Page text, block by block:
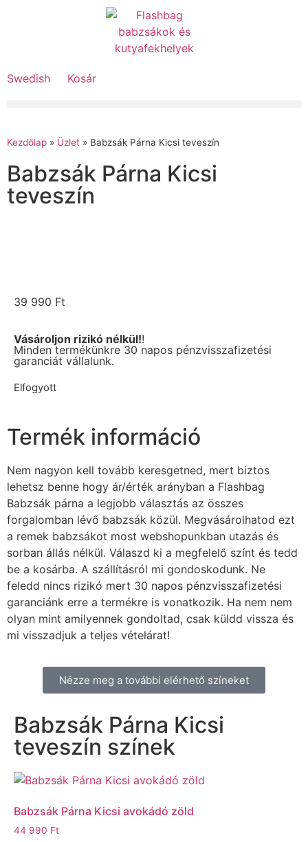
Swedish Kosár
Kezdőlap » Üzlet » Babzsák Párna Kicsi teveszín
Babzsák Párna Kicsi
teveszín
39 990 Ft
Vásároljon rizikó nélkül!!
Minden termékünkre 30 napos pénzvisszafizetési
garanciát vállalunk.
Elfogyott
Termék információ
Nem nagyon kell tovább keresgetned, mert biztos
lehetsz benne hogy ár/érték arányban a Flashbag
Babzsák párna a legjobb választás az összes
forgalomban lévő babzsák közül. Megvásárolhatod ezt
a remek babzsákot most webshopunkban utazás és
sorban állás nélkül. Válaszd ki a megfelelő színt és tedd
be a kosárba. A szállításról mi gondoskodunk. Ne
feledd nincs rizikó mert 30 napos pénzvisszafizetési
garanciánk erre a termékre is vonatkozik. Ha nem nem
olyan mint amilyennek gondoltad, csak küldd vissza és
mi visszadjuk a teljes vételárat!
Nézze meg a további elérhető színeket
Babzsák Párna Kicsi
teveszín színek
Babzsák Párna Kicsi avokádó zöld
44 990 Ft